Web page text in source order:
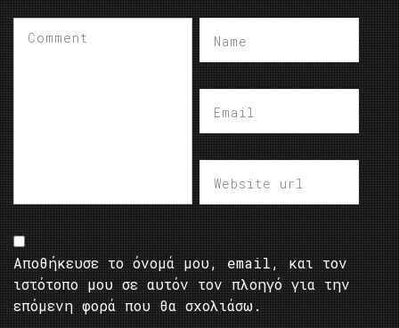
Αποθήκευσε το όνομά μου, email, και τον
ιστότοπο μου σε αυτόν τον πλοηγό για την
επόμενη φορά που θα σχολιάσω.